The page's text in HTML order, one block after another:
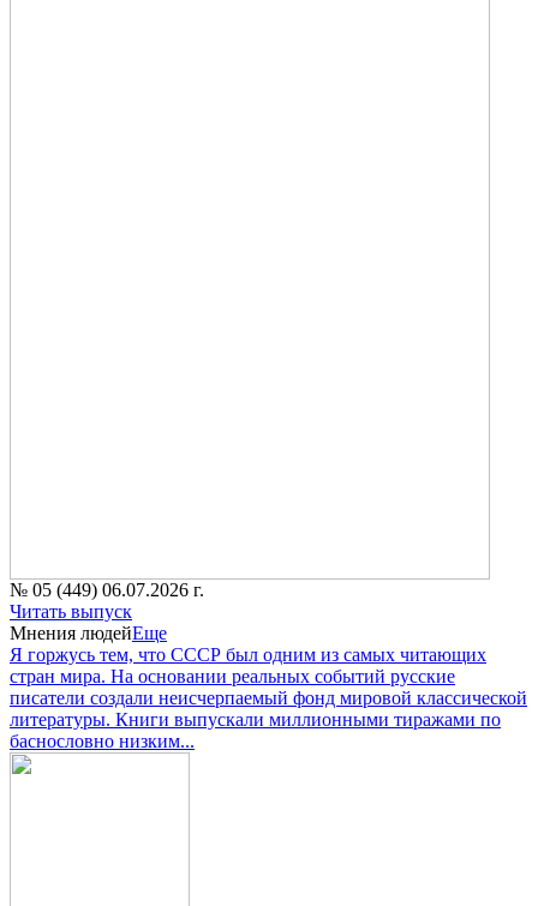
№ 05 (449) 06.07.2026 г.
Читать выпуск
Мнения людейЕще
Я горжусь тем, что СССР был одним из самых читающих
стран мира. На основании реальных событий русские
писатели создали неисчерпаемый фонд мировой классической
литературы. Книги выпускали миллионными тиражами по
баснословно низким...